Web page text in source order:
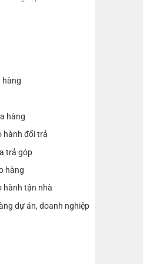
hàng
hàng
hành đổi trả
trả góp
hàng
hành tận nhà
dự án, doanh nghiệp